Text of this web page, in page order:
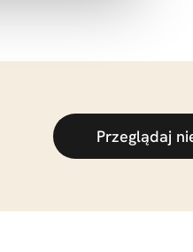
Przeglądaj